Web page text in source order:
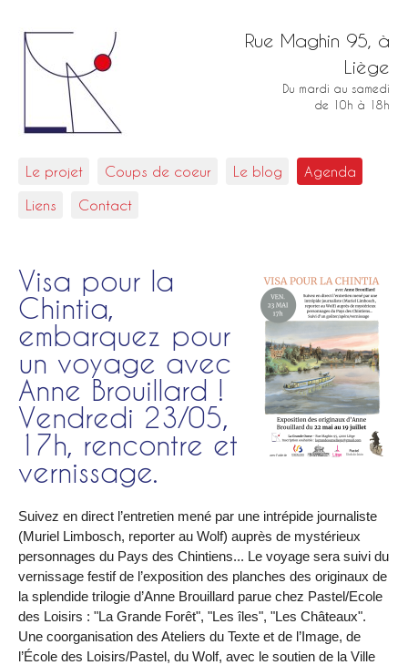
Rue Maghin 95, à
Liège
Du mardi au samedi
de 10h à 18h
Le projet Coups de coeur Le blog Agenda
Liens Contact
Visa pour la
Chintia,
embarquez pour
un voyage avec
Anne Brouillard !
Vendredi 23/05,
17h, rencontre et
vernissage.
Suivez en direct l’entretien mené par une intrépide journaliste
(Muriel Limbosch, reporter au Wolf) auprès de mystérieux
personnages du Pays des Chintiens... Le voyage sera suivi du
vernissage festif de l’exposition des planches des originaux de
la splendide trilogie d’Anne Brouillard parue chez Pastel/Ecole
des Loisirs : "La Grande Forêt", "Les îles", "Les Châteaux".
Une coorganisation des Ateliers du Texte et de l’Image, de
l’École des Loisirs/Pastel, du Wolf, avec le soutien de la Ville